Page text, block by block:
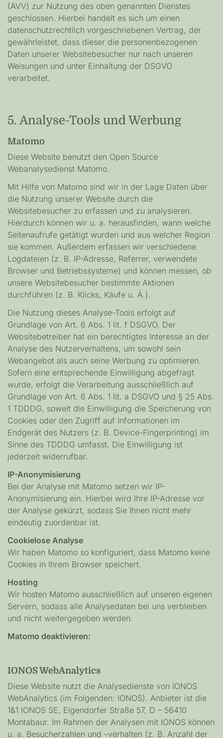
(AVV) zur Nutzung des oben genannten Dienstes
geschlossen. Hierbei handelt es sich um einen
datenschutzrechtlich vorgeschriebenen Vertrag, der
gewährleistet, dass dieser die personenbezogenen
Daten unserer Websitebesucher nur nach unseren
Weisungen und unter Einhaltung der DSGVO
verarbeitet.
5. Analyse-Tools und Werbung
Matomo
Diese Website benutzt den Open Source
Webanalysedienst Matomo.
Mit Hilfe von Matomo sind wir in der Lage Daten über
die Nutzung unserer Website durch die
Websitebesucher zu erfassen und zu analysieren.
Hierdurch können wir u. a. herausfinden, wann welche
Seitenaufrufe getätigt wurden und aus welcher Region
sie kommen. Außerdem erfassen wir verschiedene
Logdateien (z. B. IP-Adresse, Referrer, verwendete
Browser und Betriebssysteme) und können messen, ob
unsere Websitebesucher bestimmte Aktionen
durchführen (z. B. Klicks, Käufe u. Ä.).
Die Nutzung dieses Analyse-Tools erfolgt auf
Grundlage von Art. 6 Abs. 1 lit. f DSGVO. Der
Websitebetreiber hat ein berechtigtes Interesse an der
Analyse des Nutzerverhaltens, um sowohl sein
Webangebot als auch seine Werbung zu optimieren.
Sofern eine entsprechende Einwilligung abgefragt
wurde, erfolgt die Verarbeitung ausschließlich auf
Grundlage von Art. 6 Abs. 1 lit. a DSGVO und § 25 Abs.
1 TDDDG, soweit die Einwilligung die Speicherung von
Cookies oder den Zugriff auf Informationen im
Endgerät des Nutzers (z. B. Device-Fingerprinting) im
Sinne des TDDDG umfasst. Die Einwilligung ist
jederzeit widerrufbar.
IP-Anonymisierung
Bei der Analyse mit Matomo setzen wir IP-
Anonymisierung ein. Hierbei wird Ihre IP-Adresse vor
der Analyse gekürzt, sodass Sie Ihnen nicht mehr
eindeutig zuordenbar ist.
Cookielose Analyse
Wir haben Matomo so konfiguriert, dass Matomo keine
Cookies in Ihrem Browser speichert.
Hosting
Wir hosten Matomo ausschließlich auf unseren eigenen
Servern, sodass alle Analysedaten bei uns verbleiben
und nicht weitergegeben werden.
Matomo deaktivieren:
IONOS WebAnalytics
Diese Website nutzt die Analysedienste von IONOS
WebAnalytics (im Folgenden: IONOS). Anbieter ist die
1&1 IONOS SE, Elgendorfer Straße 57, D – 56410
Montabaur. Im Rahmen der Analysen mit IONOS können
u. a. Besucherzahlen und –verhalten (z. B. Anzahl der